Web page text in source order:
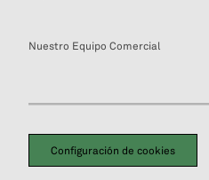
Nuestro Equipo Comercial
Configuración de cookies